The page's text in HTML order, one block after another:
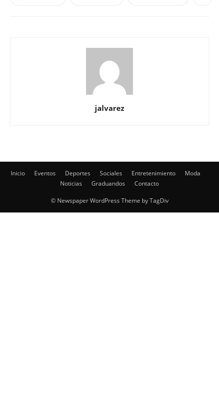
jalvarez
Inicio Eventos Deportes Sociales Entretenimiento
Moda
Noticias
Graduandos Contacto
© Newspaper WordPress Theme by TagDiv